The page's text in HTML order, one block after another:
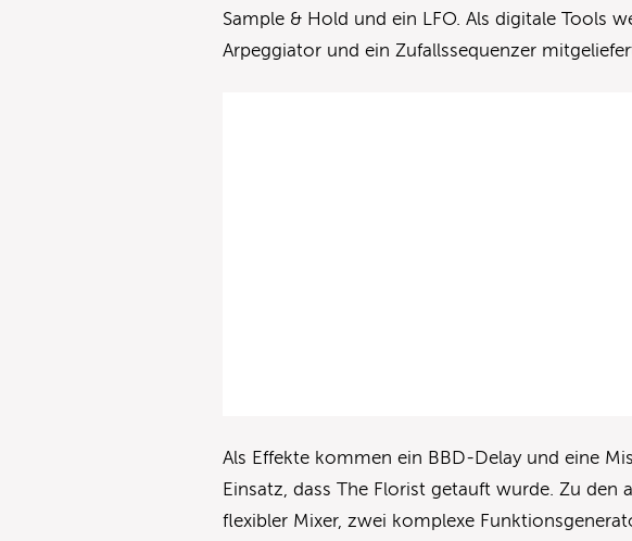
Sample & Hold und ein LFO. Als digitale Tools
Arpeggiator und ein Zufallssequenzer
Als Effekte kommen ein BBD-Delay und eine
Einsatz, dass The Florist getauft wurde. Zu den
flexibler Mixer, zwei komplexe